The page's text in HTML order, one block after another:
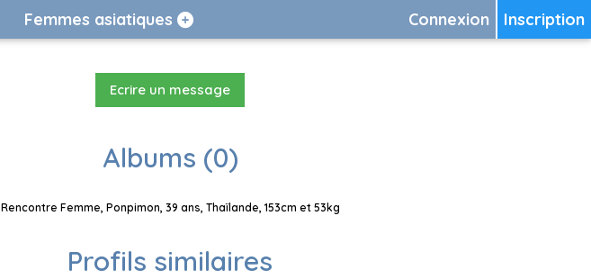
Inscription
Connexion
Femmes asiatiques
Ecrire un message
Albums (0)
Rencontre Femme, Ponpimon, 39 ans, Thaïlande, 153cm et 53kg
Profils similaires